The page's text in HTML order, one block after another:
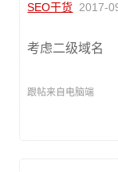
SEO干货 2017-
考虑二级域名
跟帖来自电脑端